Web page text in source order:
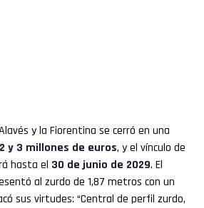
y la Fiorentina se cerró en una
2 y 3 millones de euros, y el vínculo de
hasta el 30 de junio de 2029. El
al zurdo de 1,87 metros con un
sus virtudes: “Central de perfil zurdo,